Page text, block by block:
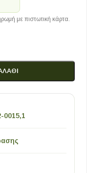
με πιστωτική κάρτα.
0015,1